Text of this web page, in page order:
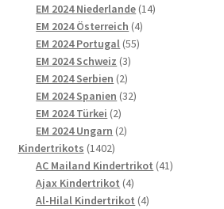
Produkte
EM 2024 Niederlande 1414
EM 2024 Österreich 44
EM 2024 Portugal 5555
EM 2024 Schweiz 33
EM 2024 Serbien 22
Produkte
EM 2024 Spanien 3232
EM 2024 Türkei 22
Produkte
EM 2024 Ungarn 22
Kindertrikots 14021402
Produkte
AC Mailand Kindertrikot 4141
Ajax Kindertrikot 44
Produkte
Al-Hilal Kindertrikot 44